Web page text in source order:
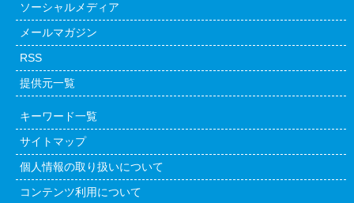
ソーシャルメディア
メールマガジン
RSS
提供元一覧
キーワード一覧
サイトマップ
個人情報の取り扱いについて
コンテンツ利用について